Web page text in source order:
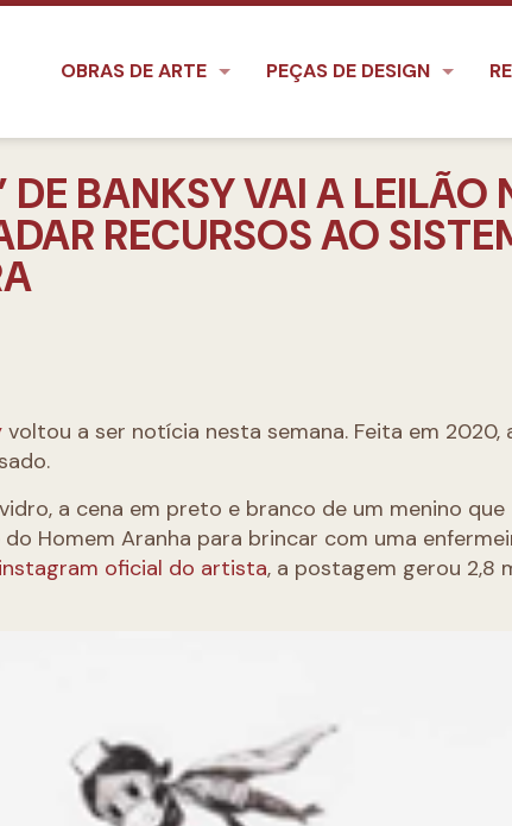
OBRAS DE ARTE PEÇAS DE DESIGN
BANKSY VAI A LEILÃO
RECURSOS AO
voltou a ser notícia nesta semana. Feita em 2020,
a cena em preto e branco de um menino que
Homem Aranha para brincar com uma
instagram oficial do artista, a postagem gerou 2,8